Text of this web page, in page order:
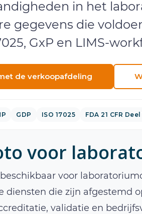
in het
gegevens die
GxP en LIMS-
de verkoopafdeling
GDP ISO 17025 FDA 21 CFR Deel
voor
voor
diensten die zijn afgestemd
validatie en